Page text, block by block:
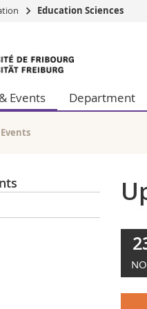
Education Sciences
Events Department
Events